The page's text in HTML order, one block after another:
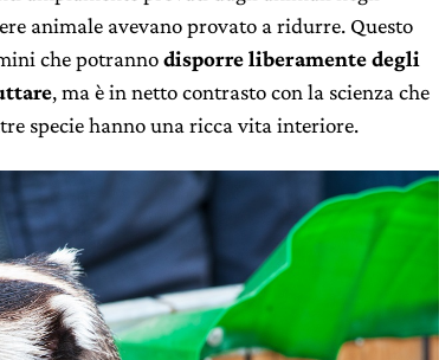
animale avevano provato a ridurre. Questo
che potrannodisporre liberamente degli
, ma è in netto contrasto con la scienza che
specie hanno una ricca vita interiore.